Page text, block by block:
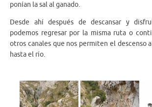
ponían la sal al ganado.
Desde ahí después de descansar y
podemos regresar por la misma ruta o
otros canales que nos permiten el descenso
hasta el río.